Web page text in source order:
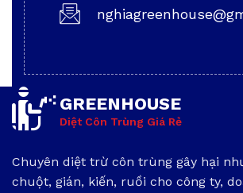
GREENHOUSE
Diệt Côn Trùng Giá Rẻ
Chuyên diệt trừ côn trùng gây hại
chuột, gián, kiến, ruồi cho công ty,